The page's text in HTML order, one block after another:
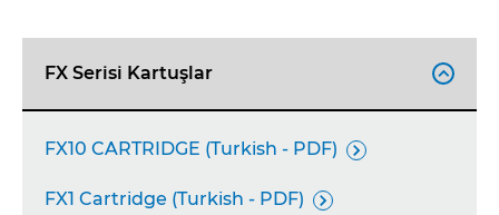
FX Serisi Kartuşlar 
FX10 CARTRIDGE (Turkish - PDF) 
FX1 Cartridge (Turkish - PDF) 